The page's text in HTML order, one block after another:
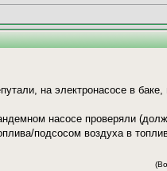
на электронасосе в
насосе проверяли
подсосом воздуха в